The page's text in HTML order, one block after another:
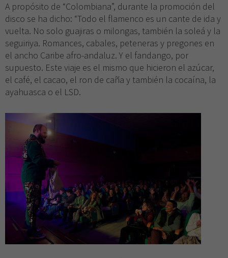
A propósito de “Colombiana”, durante la promoción del
disco se ha dicho: “Todo el flamenco es un cante de ida y
vuelta. No solo guajiras o milongas, también la soleá y la
seguiriya. Romances, cabales, peteneras y pregones en
el ancho Caribe afro-andaluz. Y el fandango, por
supuesto. Este viaje es el mismo que hicieron el azúcar,
el café, el cacao, el ron de caña y también la cocaína, la
ayahuasca o el LSD.